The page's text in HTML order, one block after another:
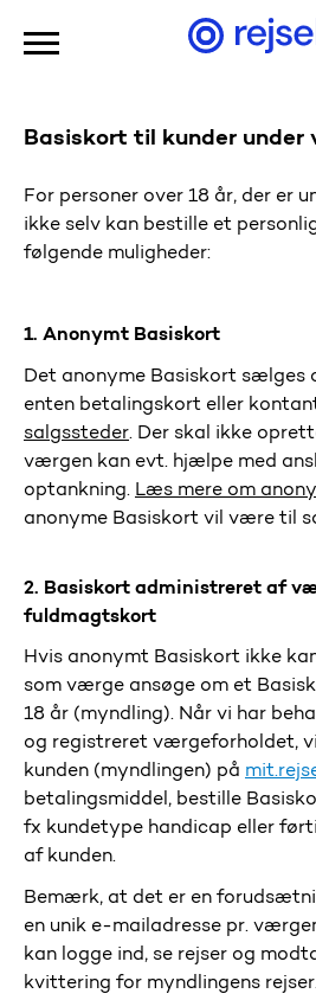
Gå til
Basiskort til kunder under
For personer over 18 år, der er
ikke selv kan bestille et
følgende muligheder:
1. Anonymt Basiskort
Det anonyme Basiskort sælges
enten betalingskort eller
salgssteder. Der skal ikke
værgen kan evt. hjælpe med
optankning. Læs mere om
anonyme Basiskort vil være til
2. Basiskort administreret af
fuldmagtskort
Hvis anonymt Basiskort ikke
som værge ansøge om et
18 år (myndling). Når vi har
og registreret værgeforholdet,
kunden (myndlingen) på
betalingsmiddel, bestille
fx kundetype handicap eller
af kunden.
Bemærk, at det er en
en unik e-mailadresse pr.
kan logge ind, se rejser og
kvittering for myndlingens